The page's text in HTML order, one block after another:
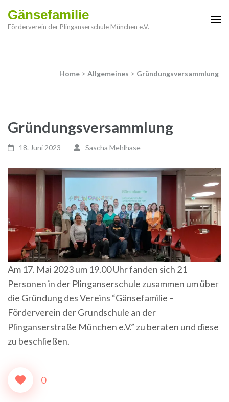
Gänsefamilie
Förderverein der Plinganserschule München e.V.
Home > Allgemeines > Gründungsversammlung
Gründungsversammlung
18. Juni 2023 Sascha Mehlhase
Am 17. Mai 2023 um 19.00 Uhr fanden sich 21
Personen in der Plinganserschule zusammen um über
die Gründung des Vereins “Gänsefamilie –
Förderverein der Grundschule an der
Plinganserstraße München e.V.” zu beraten und diese
zu beschließen.
0